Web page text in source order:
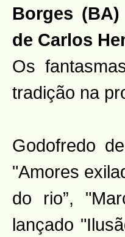
Borges
de Carlos
Os
tradição na
Godofredo
"Amores
do rio”,
lançado